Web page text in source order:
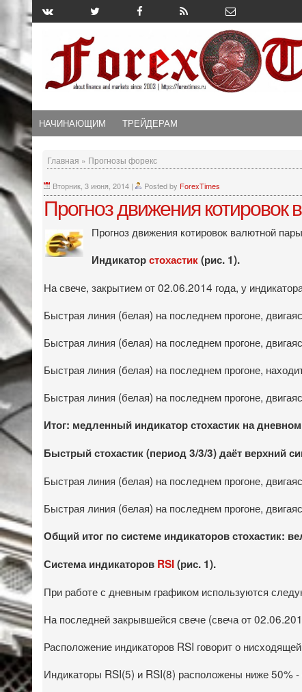
НАЧИНАЮЩИМ ТРЕЙДЕРАМ
Главная » Прогнозы форекс
Вторник, 3 июня, 2014 | Posted by ForexTimes
Прогноз движения
Прогноз движения котировок валютной
Индикаторстохастик(рис. 1).
На свече, закрытием от 02.06.2014 года, у
Быстрая линия (белая) на последнем прогоне,
Быстрая линия (белая) на последнем прогоне,
Быстрая линия (белая) на последнем прогоне,
Быстрая линия (белая) на последнем прогоне,
Итог: медленный индикатор стохастик на
Быстрый стохастик (период 3/3/3) даёт верхний
Быстрая линия (белая) на последнем прогоне,
Быстрая линия (белая) на последнем прогоне,
Общий итог по системе индикаторов стохастик:
Система индикаторов RSI(рис. 1).
При работе с дневным графиком используются
На последней закрывшейся свече (свеча от
Расположение индикаторов RSI говорит о
Индикаторы RSI(5) и RSI(8) расположены ниже 50% -